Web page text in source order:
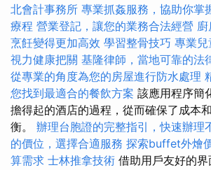
北會計事務所 專業抓姦服務，協助你掌
療程 營業登記，讓您的業務合法經營
烹飪變得更加高效 學習整骨技巧 專業兒
視力健康把關 基隆律師，當地可靠的法
從專業的角度為您的房屋進行防水處理
您找到最適合的餐飲方案 該應用程序簡
擔得起的酒店的過程，從而確保了成本
衡。 辦理台胞證的完整指引，快速辦理
的價位，選擇合適服務 探索buffet外燴
算需求 士林推拿技術 借助用戶友好的